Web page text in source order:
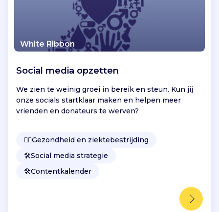
White Ribbon
Social media opzetten
We zien te weinig groei in bereik en steun. Kun jij
onze socials startklaar maken en helpen meer
vrienden en donateurs te werven?
👩‍⚕️Gezondheid en ziektebestrijding
🛠️Social media strategie
🛠️Contentkalender